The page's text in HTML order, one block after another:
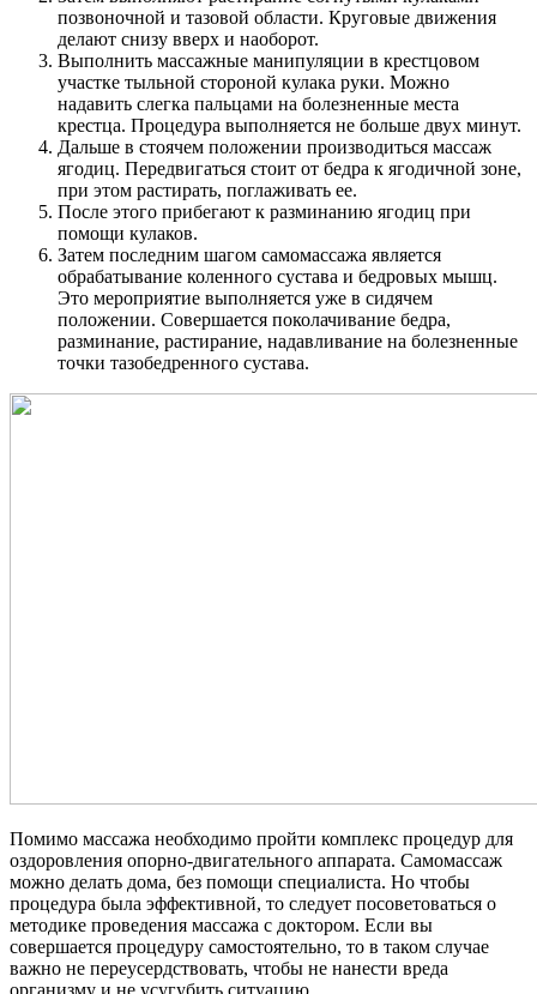
позвоночной и тазовой области. Круговые движения
делают снизу вверх и наоборот.
Выполнить массажные манипуляции в крестцовом
участке тыльной стороной кулака руки. Можно
надавить слегка пальцами на болезненные места
крестца. Процедура выполняется не больше двух минут.
Дальше в стоячем положении производиться массаж
ягодиц. Передвигаться стоит от бедра к ягодичной зоне,
при этом растирать, поглаживать ее.
После этого прибегают к разминанию ягодиц при
помощи кулаков.
Затем последним шагом самомассажа является
обрабатывание коленного сустава и бедровых мышц.
Это мероприятие выполняется уже в сидячем
положении. Совершается поколачивание бедра,
разминание, растирание, надавливание на болезненные
точки тазобедренного сустава.
Помимо массажа необходимо пройти комплекс процедур для
оздоровления опорно-двигательного аппарата. Самомассаж
можно делать дома, без помощи специалиста. Но чтобы
процедура была эффективной, то следует посоветоваться о
методике проведения массажа с доктором. Если вы
совершается процедуру самостоятельно, то в таком случае
важно не переусердствовать, чтобы не нанести вреда
организму и не усугубить ситуацию.